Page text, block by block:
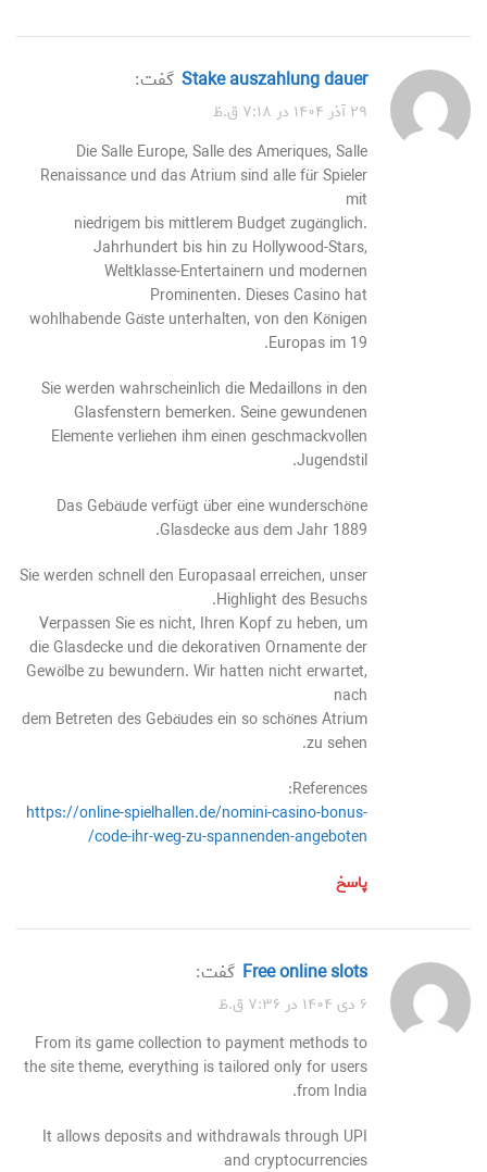
stake auszahlung dauer گفت:
۲۹ آذر ۱۴۰۴ در ۷:۱۸ ق.ظ
Die Salle Europe, Salle des Ameriques, Salle
Renaissance und das Atrium sind alle für Spieler
mit
niedrigem bis mittlerem Budget zugänglich.
Jahrhundert bis hin zu Hollywood-Stars,
Weltklasse-Entertainern und modernen
Prominenten. Dieses Casino hat
wohlhabende Gäste unterhalten, von den Königen
Europas im 19.
Sie werden wahrscheinlich die Medaillons in den
Glasfenstern bemerken. Seine gewundenen
Elemente verliehen ihm einen geschmackvollen
Jugendstil.
Das Gebäude verfügt über eine wunderschöne
Glasdecke aus dem Jahr 1889.
Sie werden schnell den Europasaal erreichen, unser
Highlight des Besuchs.
Verpassen Sie es nicht, Ihren Kopf zu heben, um
die Glasdecke und die dekorativen Ornamente der
Gewölbe zu bewundern. Wir hatten nicht erwartet,
nach
dem Betreten des Gebäudes ein so schönes Atrium
zu sehen.
References:
https://online-spielhallen.de/nomini-casino-bonus-
code-ihr-weg-zu-spannenden-angeboten/
پاسخ
free online slots گفت:
۶ دی ۱۴۰۴ در ۷:۳۶ ق.ظ
From its game collection to payment methods to
the site theme, everything is tailored only for users
from India.
It allows deposits and withdrawals through UPI
and cryptocurrencies